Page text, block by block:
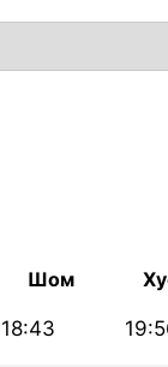
Шом
18:43